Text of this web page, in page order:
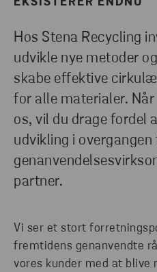
EKSISTERER ENDNU
Hos Stena Recycling
udvikle nye metoder
skabe effektive
for alle materialer.
os, vil du drage fordel
udvikling i
partner.
Vi ser et stort
fremtidens genanvendte
vores kunder med at
opdagelse på vores
løsninger til dig.
FIND DE MEST